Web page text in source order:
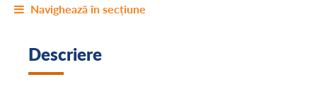
Navighează în secțiune
Descriere